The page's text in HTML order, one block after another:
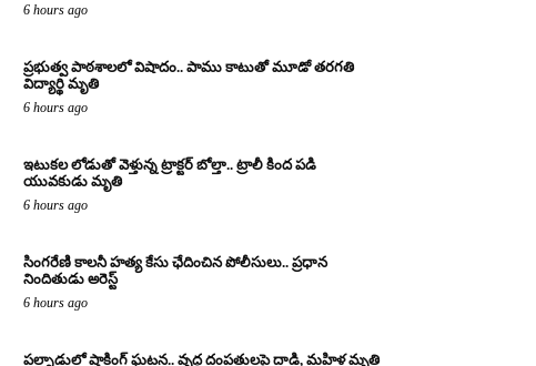
6 hours ago
ప్రభుత్వ పాఠశాలలో విషాదం.. పాము కాటుతో మూడో తరగతి
విద్యార్థి మృతి
6 hours ago
ఇటుకల లోడుతో వెళ్తున్న ట్రాక్టర్ బోల్తా.. ట్రాలీ కింద పడి
యువకుడు మృతి
6 hours ago
సింగరేణి కాలనీ హత్య కేసు ఛేదించిన పోలీసులు.. ప్రధాన
నిందితుడు అరెస్ట్
6 hours ago
పల్నాడులో షాకింగ్ ఘటన.. వృద్ధ దంపతులపై దాడి, మహిళ మృతి